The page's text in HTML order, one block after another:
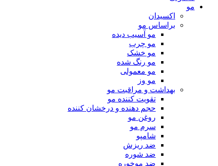
مو
اکسیدان
براساس مو
مو آسیب دیده
مو چرب
مو خشک
مو رنگ شده
مو معمولی
مو وز
بهداشت و مراقبت مو
تقویت کننده مو
حجم دهنده و درخشان کننده
روغن مو
سرم مو
شامپو
ضد ریزش
ضد شوره
ضد موخوره